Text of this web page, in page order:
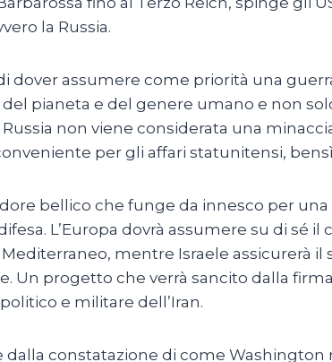
la Russia.
assumere come priorità una
pianeta e del genere umano e non
non viene considerata una
per gli affari statunitensi,
bellico che funge da innesco per
L’Europa dovrà assumere su di
mentre Israele assicurerà
Un progetto che verrà sancito dalla
e militare dell’Iran.
dalla constatazione di come